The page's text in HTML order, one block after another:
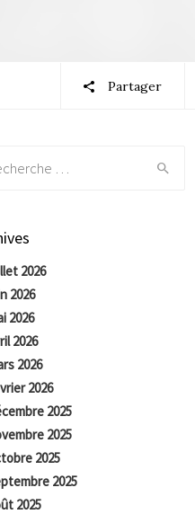
Partager
2026
2026
2026
2026
2026
2026
2025
2025
2025
2025
2025